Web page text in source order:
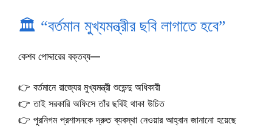
🏛️ “বর্তমান মুখ্যমন্ত্রীর ছবি লাগাতে হবে”
কেশব পোদ্দারের বক্তব্য—
👉 বর্তমানে রাজ্যের মুখ্যমন্ত্রী শুভেন্দু অধিকারী
👉 তাই সরকারি অফিসে তাঁর ছবিই থাকা উচিত
👉 পুরনিগম প্রশাসনকে দ্রুত ব্যবস্থা নেওয়ার আহ্বান জানানো হয়েছে